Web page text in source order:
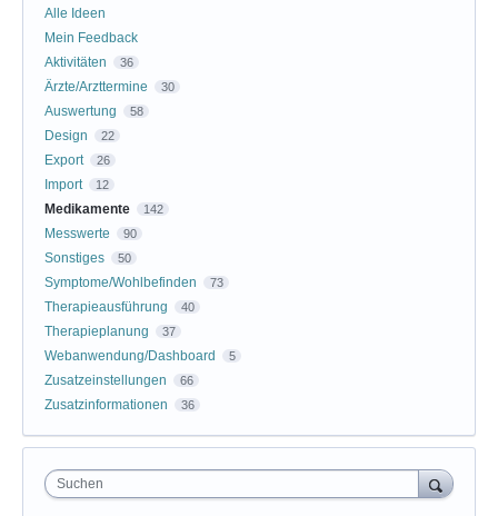
Alle Ideen
Mein Feedback
Aktivitäten
36
Ärzte/Arzttermine 30
Auswertung 58
Design 22
Export 26
Import 12
Medikamente 142
Messwerte 90
Sonstiges 50
Symptome/Wohlbefinden 73
Therapieausführung 40
Therapieplanung 37
Webanwendung/Dashboard 5
Zusatzeinstellungen 66
Zusatzinformationen 36
Suchen